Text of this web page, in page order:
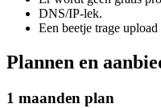
DNS/IP-lek.
Een beetje trage upload
Plannen en
1 maanden plan